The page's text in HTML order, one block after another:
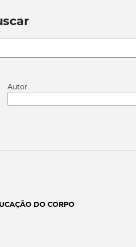
Autor
DO CORPO